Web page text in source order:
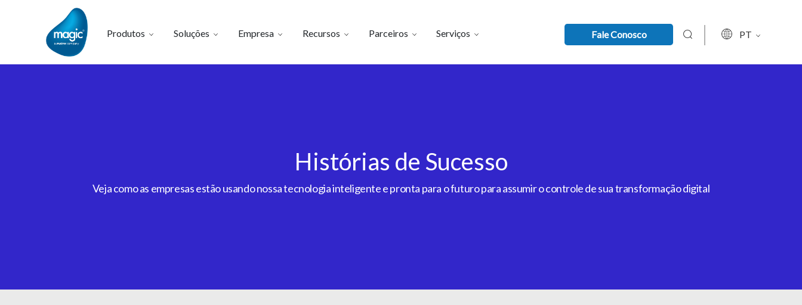
Produtos Soluções Empresa Recursos Parceiros Serviços Fale Conosco PT
Histórias de Sucesso
Veja como as empresas estão usando nossa tecnologia inteligente e pronta para o futuro para assumir o controle de sua transformação digital